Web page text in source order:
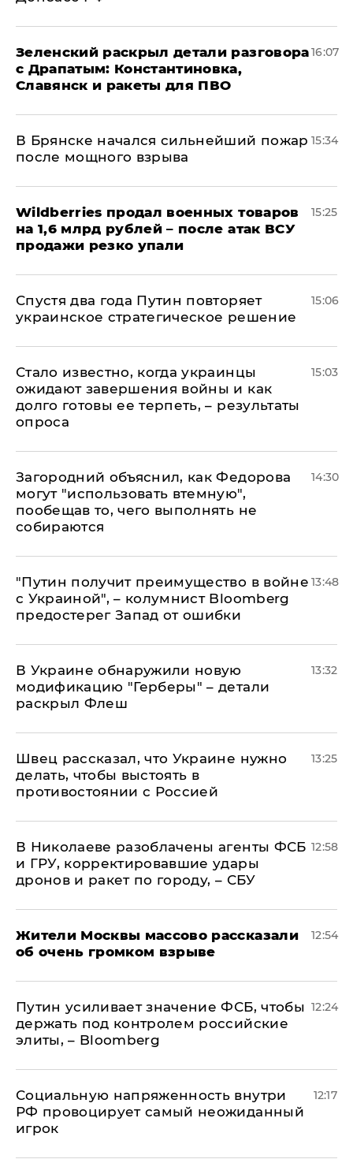
​Зеленский раскрыл детали разговора
с Драпатым: Константиновка,
Славянск и ракеты для ПВО
16:07
В Брянске начался сильнейший пожар
после мощного взрыва
15:34
​Wildberries продал военных товаров
на 1,6 млрд рублей – после атак ВСУ
продажи резко упали
15:25
Спустя два года Путин повторяет
украинское стратегическое решение
15:06
Стало известно, когда украинцы
ожидают завершения войны и как
долго готовы ее терпеть, – результаты
опроса
15:03
Загородний объяснил, как Федорова
могут "использовать втемную",
пообещав то, чего выполнять не
собираются
14:30
"Путин получит преимущество в войне
с Украиной", – колумнист Bloomberg
предостерег Запад от ошибки
13:48
В Украине обнаружили новую
модификацию "Герберы" – детали
раскрыл Флеш
13:32
Швец рассказал, что Украине нужно
делать, чтобы выстоять в
противостоянии с Россией
13:25
В Николаеве разоблачены агенты ФСБ
и ГРУ, корректировавшие удары
дронов и ракет по городу, – СБУ
12:58
Жители Москвы массово рассказали
об очень громком взрыве
12:54
Путин усиливает значение ФСБ, чтобы
держать под контролем российские
элиты, – Bloomberg
12:24
Социальную напряженность внутри
РФ провоцирует самый неожиданный
игрок
12:17